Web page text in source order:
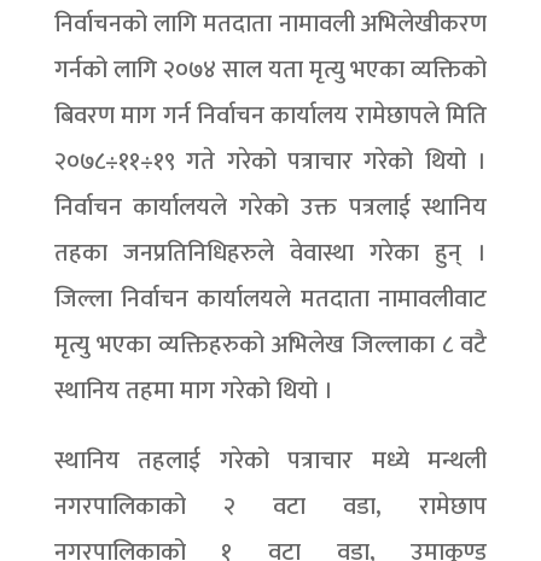
निर्वाचनको लागि मतदाता नामावली अभिलेखीकरण
गर्नको लागि २०७४ साल यता मृत्यु भएका व्यक्तिको
बिवरण माग गर्न निर्वाचन कार्यालय रामेछापले मिति
२०७८÷११÷१९ गते गरेको पत्राचार गरेको थियो ।
निर्वाचन कार्यालयले गरेको उक्त पत्रलाई स्थानिय
तहका जनप्रतिनिधिहरुले वेवास्था गरेका हुन् ।
जिल्ला निर्वाचन कार्यालयले मतदाता नामावलीवाट
मृत्यु भएका व्यक्तिहरुको अभिलेख जिल्लाका ८ वटै
स्थानिय तहमा माग गरेको थियो ।
स्थानिय तहलाई गरेको पत्राचार मध्ये मन्थली
नगरपालिकाको २ वटा वडा, रामेछाप
नगरपालिकाको १ वटा वडा, उमाकुण्ड